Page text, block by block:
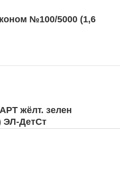
№100/5000 (1,6
жёлт. зелен
фиолет №50/3000 (2,8 гр., 28 мкм) ЭЛ-ДетСт